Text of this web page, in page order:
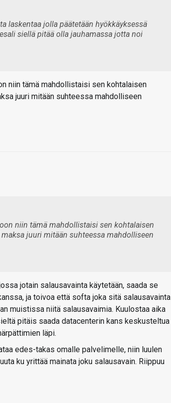
laskentaa jolla päätetään hyökkäyksessä
siellä pitää olla jauhamassa jotta noi
niin tämä mahdollistaisi sen kohtalaisen
juuri mitään suhteessa mahdolliseen
niin tämä mahdollistaisi sen kohtalaisen
juuri mitään suhteessa mahdolliseen
jotain salausavainta käytetään, saada se
ja toivoa että softa joka sitä salausavainta
muistissa niitä salausavaimia. Kuulostaa aika
pitäis saada datacenterin kans keskusteltua
läpi.
edes-takas omalle palvelimelle, niin luulen
ku yrittää mainata joku salausavain. Riippuu